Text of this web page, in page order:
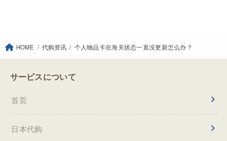
HOME 代购资讯 个人物品卡在海关状态一直没更新怎么办？
サービスについて
首页
日本代购